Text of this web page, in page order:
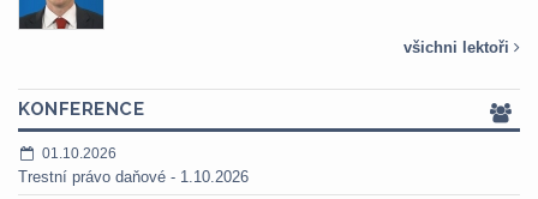
všichni lektoři
KONFERENCE
01.10.2026
Trestní právo daňové - 1.10.2026